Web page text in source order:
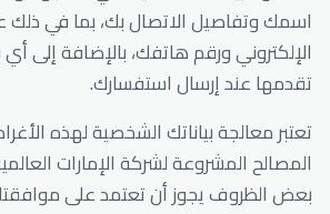
اسمك وتفاصيل الاتصال بك، بما في ذلك
الإلكتروني ورقم هاتفك، بالإضافة إلى
تقدمها عند إرسال استفسارك.
تعتبر معالجة بياناتك الشخصية لهذه
المصالح المشروعة لشركة الإمارات
بعض الظروف يجوز أن تعتمد على